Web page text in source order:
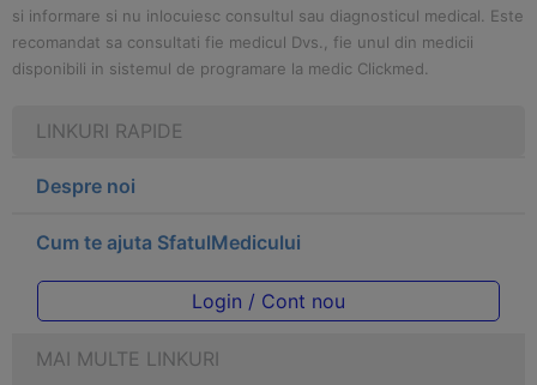
si informare si nu inlocuiesc consultul sau diagnosticul medical. Este
recomandat sa consultati fie medicul Dvs., fie unul din medicii
disponibili in sistemul de programare la medic Clickmed.
LINKURI RAPIDE
Despre noi
Cum te ajuta SfatulMedicului
Login / Cont nou
MAI MULTE LINKURI